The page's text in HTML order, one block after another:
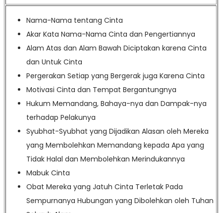
Nama-Nama tentang Cinta
Akar Kata Nama-Nama Cinta dan Pengertiannya
Alam Atas dan Alam Bawah Diciptakan karena Cinta
dan Untuk Cinta
Pergerakan Setiap yang Bergerak juga Karena Cinta
Motivasi Cinta dan Tempat Bergantungnya
Hukum Memandang, Bahaya-nya dan Dampak-nya
terhadap Pelakunya
Syubhat-Syubhat yang Dijadikan Alasan oleh Mereka
yang Membolehkan Memandang kepada Apa yang
Tidak Halal dan Membolehkan Merindukannya
Mabuk Cinta
Obat Mereka yang Jatuh Cinta Terletak Pada
Sempurnanya Hubungan yang Dibolehkan oleh Tuhan